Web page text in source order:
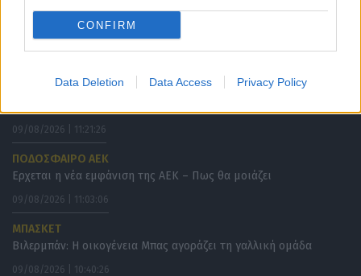
CONFIRM
Data Deletion Data Access Privacy Policy
09/08/2026 | 11:21:26
ΠΟΔΟΣΦΑΙΡΟ ΑΕΚ
Ερχεται η νέα εμφάνιση της ΑΕΚ – Πως θα μοιάζει
09/08/2026 | 11:03:06
ΜΠΑΣΚΕΤ
Βιλερμπάν: Η οικογένεια Μπας αγοράζει τη γαλλική ομάδα
09/08/2026 | 10:40:26